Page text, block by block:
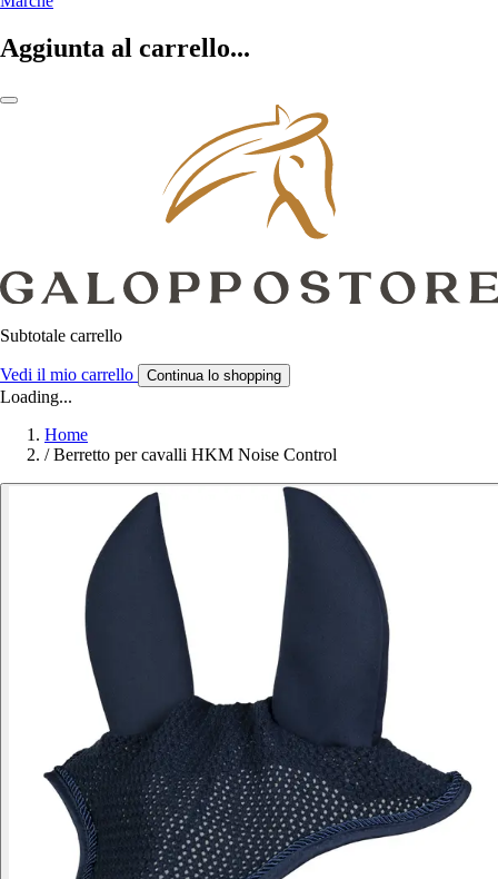
Aggiunta al carrello...
Subtotale carrello
Vedi il mio carrello Continua lo shopping
Loading...
Home
/ Berretto per cavalli HKM Noise Control